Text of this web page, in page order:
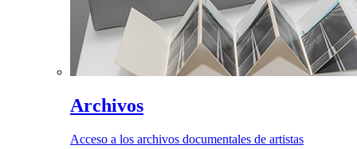
Archivos
Acceso a los archivos documentales de artistas